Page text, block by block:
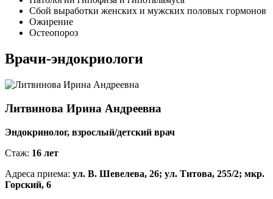
Сбой выработки женских и мужских половых гормонов
Ожирение
Остеопороз
Врачи-эндокриологи
Литвинова Ирина Андреевна
Эндокринолог, взрослый/детский врач
Стаж: 16 лет
Адреса приема: ул. В. Шевелева, 26; ул. Титова, 255/2; мкр.
Горский, 6